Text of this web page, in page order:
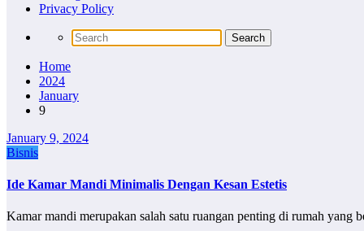
Privacy Policy
Home
2024
January
9
January 9, 2024
Bisnis
Ide Kamar Mandi Minimalis Dengan Kesan Estetis
Kamar mandi merupakan salah satu ruangan penting di rumah